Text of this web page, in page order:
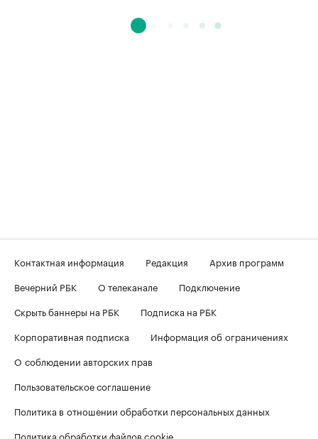
Контактная информация Редакция
Архив программ
Вечерний РБК
О телеканале
Подключение
Скрыть баннеры на РБК
Подписка на РБК
Корпоративная подписка
Информация об ограничениях
О соблюдении авторских прав
Пользовательское соглашение
Политика в отношении обработки персональных данных
Политика обработки файлов cookie